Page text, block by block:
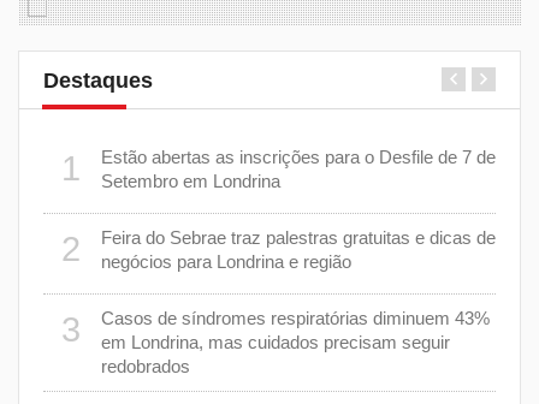
Destaques
1
Estão abertas as inscrições para o Desfile de 7 de
Setembro em Londrina
2
Feira do Sebrae traz palestras gratuitas e dicas de
negócios para Londrina e região
3
Casos de síndromes respiratórias diminuem 43%
em Londrina, mas cuidados precisam seguir
redobrados